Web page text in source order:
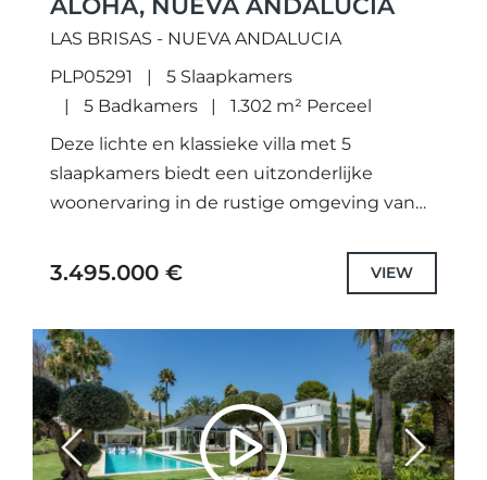
LAS BRISAS - NUEVA ANDALUCIA
PLP05291
5 Slaapkamers
5 Badkamers
1.302 m² Perceel
Deze lichte en klassieke villa met 5
slaapkamers biedt een uitzonderlijke
woonervaring in de rustige omgeving van
comfort en elegantie, beschikt de woning
3.495.000 € VIEW
Previous Next